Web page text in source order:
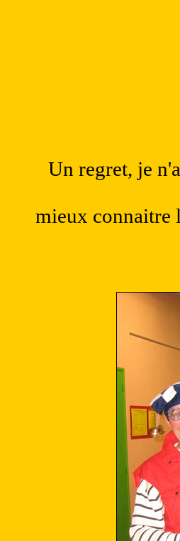
Un regret, je
mieux connaitre